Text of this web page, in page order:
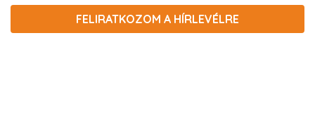
FELIRATKOZOM A HÍRLEVÉLRE